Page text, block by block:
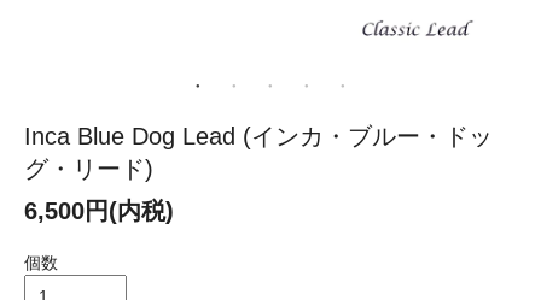
Inca Blue Dog Lead (インカ・ブルー・ドッ
グ・リード)
6,500円(内税)
個数